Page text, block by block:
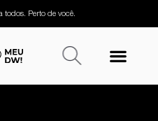
todos. Perto de você.